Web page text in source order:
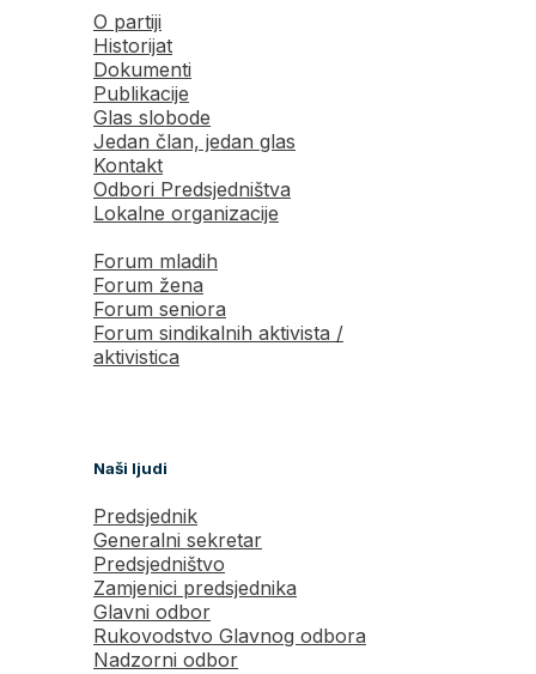
O partiji
Historijat
Dokumenti
Publikacije
Glas slobode
Jedan član, jedan glas
Kontakt
Odbori Predsjedništva
Lokalne organizacije
Forum mladih
Forum žena
Forum seniora
Forum sindikalnih aktivista /
aktivistica
Naši ljudi
Predsjednik
Generalni sekretar
Predsjedništvo
Zamjenici predsjednika
Glavni odbor
Rukovodstvo Glavnog odbora
Nadzorni odbor